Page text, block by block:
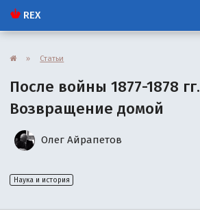
REX
» Статьи
После войны 1877-1878 гг.
Возвращение домой
Олег Айрапетов
Наука и история